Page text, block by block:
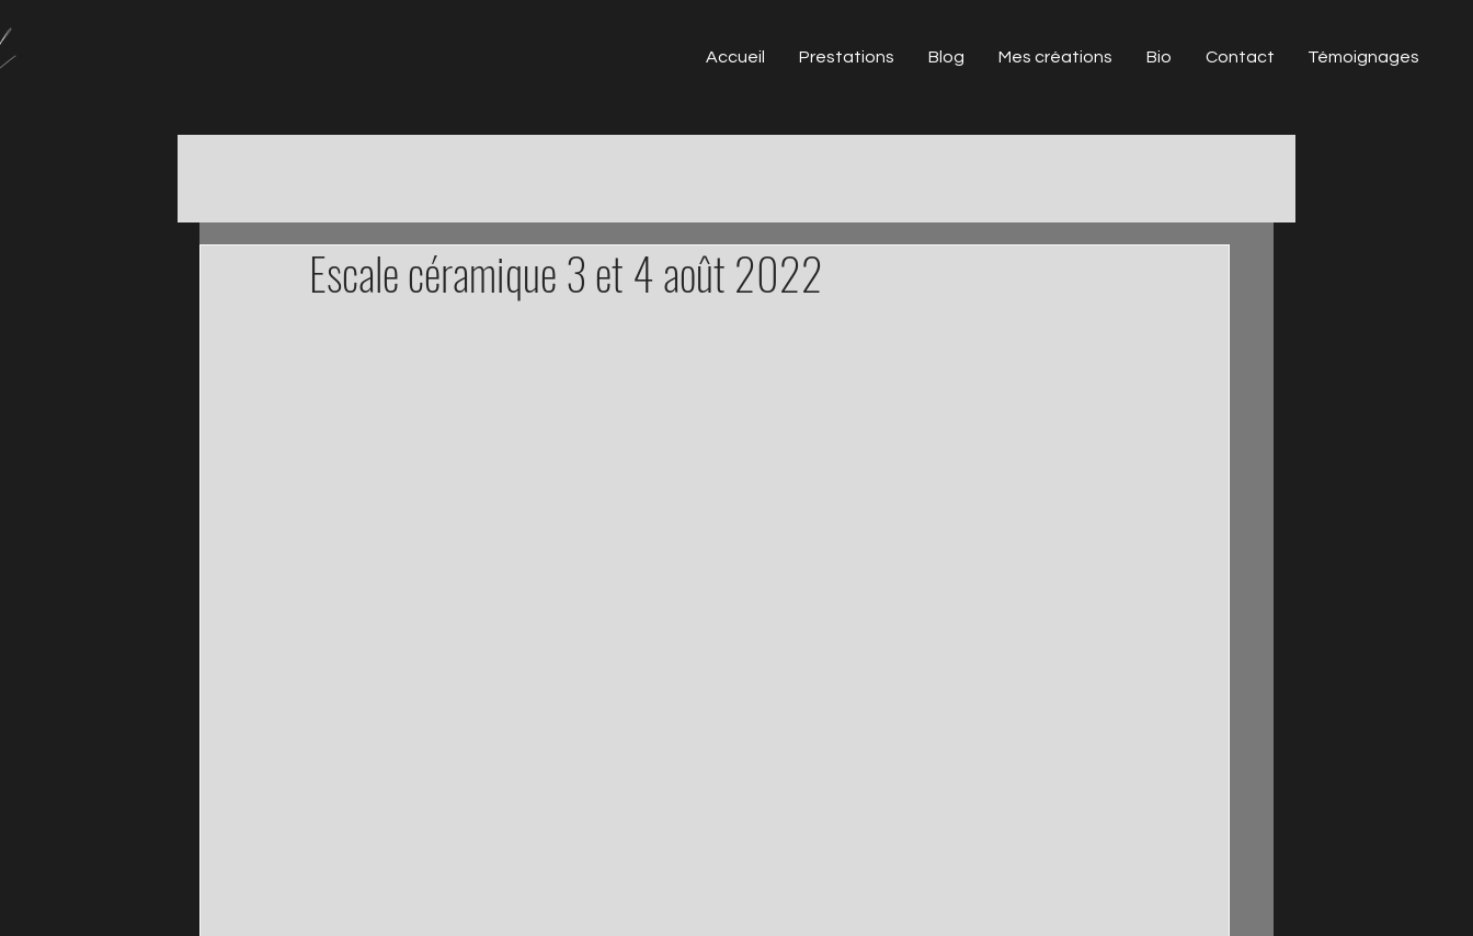
Accueil Prestations Blog Mes créations Bio Contact Témoignages
Escale céramique 3 et 4 août 2022